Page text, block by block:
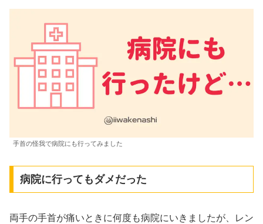
手首の怪我で病院にも行ってみました
病院に行ってもダメだった
両手の手首が痛いときに何度も病院にいきましたが、レン